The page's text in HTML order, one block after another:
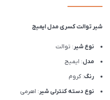
شیر توالت کسری مدل ایمیج
نوع شیر: توالت
مدل: ایمیج
رنگ: کروم
نوع دسته کنترلی شیر: اهرمی